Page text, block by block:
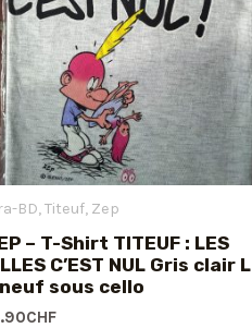
BD Titeuf Zep
– T-Shirt TITEUF : LES
C’EST NUL Gris clair L
sous cello
CHF